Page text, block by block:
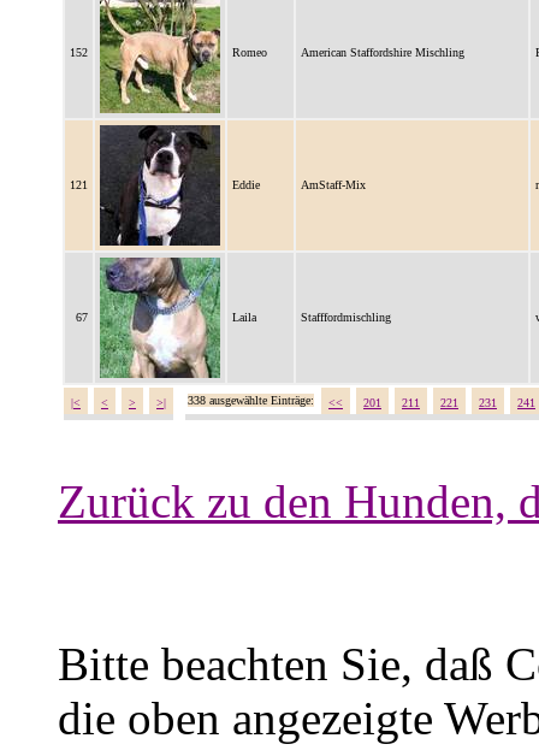
152 Romeo American Staffordshire Mischling
121 Eddie AmStaff-Mix
67 Laila Stafffordmischling
|< < > >| 338 ausgewählte Einträge: << 201 211 221 231 241
Zurück zu den Hunden,
Bitte beachten Sie, daß
die oben angezeigte